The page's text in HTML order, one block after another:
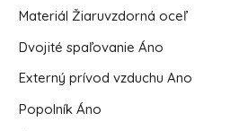
Materiál Žiaruvzdorná oceľ
Dvojité spaľovanie Áno
Externý prívod vzduchu Ano
Popolník Áno